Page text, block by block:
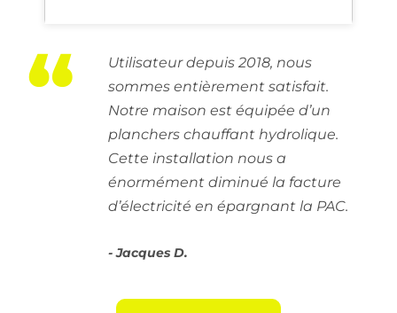
“
Utilisateur depuis 2018, nous
sommes entièrement satisfait.
Notre maison est équipée d’un
planchers chauffant hydrolique.
Cette installation nous a
énormément diminué la facture
d’électricité en épargnant la PAC.
Jacques D.